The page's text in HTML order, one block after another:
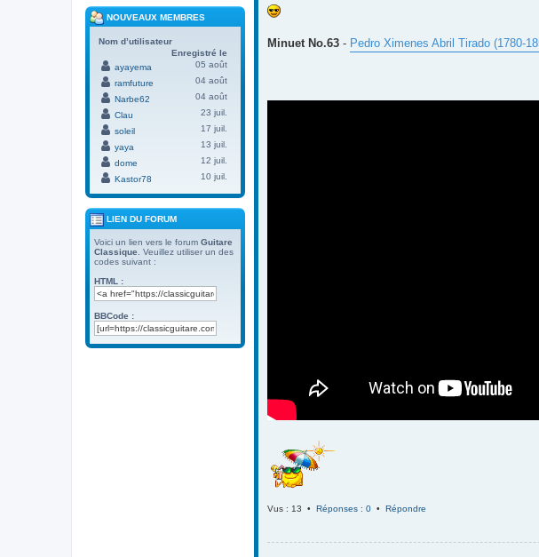
a
g
Minuet No.63 - Pedro Ximenes Abril Tirado (1780-
Vus : 13 • Réponses : 0 • Répondre
NOUVEAUX MEMBRES
Nom d’utilisateur
Enregistré le
ayayema
05 août
ramfuture
04 août
Narbe62
04 août
Clau
23 juil.
soleil
17 juil.
yaya
13 juil.
dome
12 juil.
Kastor78
10 juil.
LIEN DU FORUM
Voici un lien vers le forum Guitare
Classique . Veuillez utiliser un des
codes suivant :
HTML :
BBCode :